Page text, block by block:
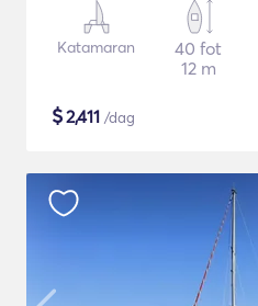
Katamaran
40 fot
12 m
$2,411 /dag